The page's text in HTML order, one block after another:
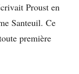
Proust en
Santeuil. Ce
première